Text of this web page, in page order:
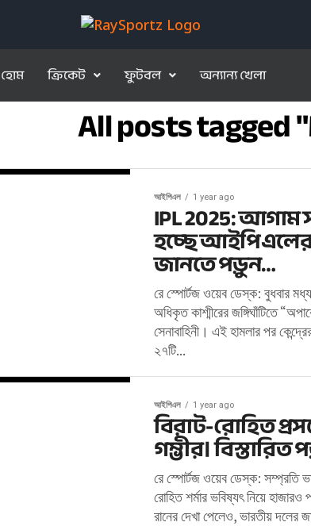
হোম ক্রিকেট ফুটবল অন্যান্য খেলা
All posts tagged
আইপিএল 1 year ago
IPL 2025: আগাম
হচ্ছে আইপিএলের
জানতে পড়ুন…
রে স্পোর্টজ ওয়েব ডেস্ক: বুধবার
অধিকৃত কাশ্মীরের জঙ্গিঘাঁটিতে
সেনাবাহিনী। এই হামলার পর
২৭টি...
আইপিএল 1 year ago
বিরাট-রোহিত
গম্ভীর।
রে স্পোর্টজ ওয়েব ডেস্ক: সম্প্রতি
রোহিত শর্মার ভবিষ্যৎ নিয়ে
রানের দেখা পেলেও, ভারতীয় দলের